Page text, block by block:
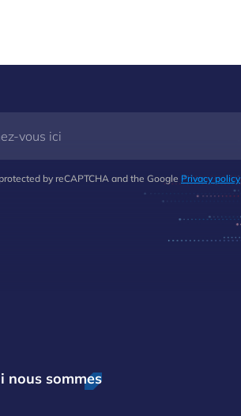
by reCAPTCHA and the Google Privacy policy
nous sommes